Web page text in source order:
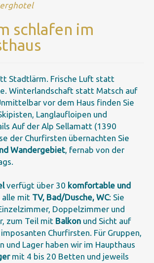
schlafen im
Stadtlärm. Frische Luft statt
Winterlandschaft statt Matsch auf
vor dem Haus finden Sie
Langlaufloipen und
Auf der Alp Sellamatt (1390
der Churfirsten übernachten Sie
Wandergebiet, fernab von der
verfügt über 30 komfortable und
alle mit TV, Bad/Dusche, WC: Sie
Doppelzimmer und
zum Teil mit Balkon und Sicht auf
Churfirsten. Für Gruppen,
und Lager haben wir im Haupthaus
mit 4 bis 20 Betten und jeweils